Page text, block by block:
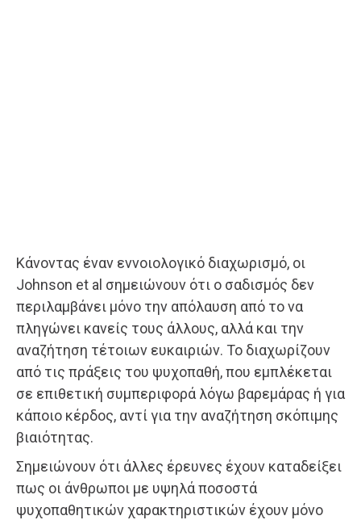
Κάνοντας έναν εννοιολογικό διαχωρισμό, οι
Johnson et al σημειώνουν ότι ο σαδισμός δεν
περιλαμβάνει μόνο την απόλαυση από το να
πληγώνει κανείς τους άλλους, αλλά και την
αναζήτηση τέτοιων ευκαιριών. Το διαχωρίζουν
από τις πράξεις του ψυχοπαθή, που εμπλέκεται
σε επιθετική συμπεριφορά λόγω βαρεμάρας ή για
κάποιο κέρδος, αντί για την αναζήτηση σκόπιμης
βιαιότητας.
Σημειώνουν ότι άλλες έρευνες έχουν καταδείξει
πως οι άνθρωποι με υψηλά ποσοστά
ψυχοπαθητικών χαρακτηριστικών έχουν μόνο